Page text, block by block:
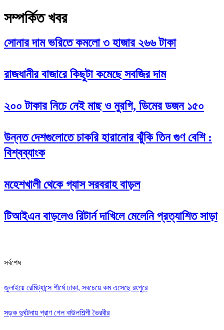
সম্পর্কিত খবর
সোনার দাম ভরিতে কমলো ৩ হাজার ২৬৬ টাকা
রাজধানীর বাজারে কিছুটা কমেছে সবজির দাম
২০০ টাকার নিচে নেই মাছ ও মুরগি, ডিমের ডজন ১৫০
উন্নত দেশগুলোতে চাকরি হারানোর ঝুঁকি তিন গুণ বেশি :
বিশ্বব্যাংক
মহেশখালী থেকে গ্যাস সরবরাহ বাড়ল
টিআইএন বাড়লেও রিটার্ন দাখিলে মেলেনি প্রত্যাশিত সাড়া
সর্বশেষ
জুলাইয়ে রেমিট্যান্সে শীর্ষে ঢাকা, সবচেয়ে কম এসেছে রংপুরে
সড়ক দুর্ঘটনায় প্রাণ গেল বাউলশিল্পী ভৈরবীর